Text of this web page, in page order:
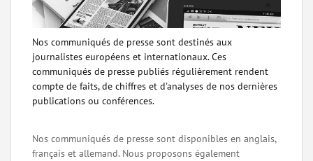
Nos communiqués de presse sont destinés aux
journalistes européens et internationaux. Ces
communiqués de presse publiés régulièrement rendent
compte de faits, de chiffres et d'analyses de nos dernières
publications ou conférences.
Nos communiqués de presse sont disponibles en anglais,
français et allemand. Nous proposons également